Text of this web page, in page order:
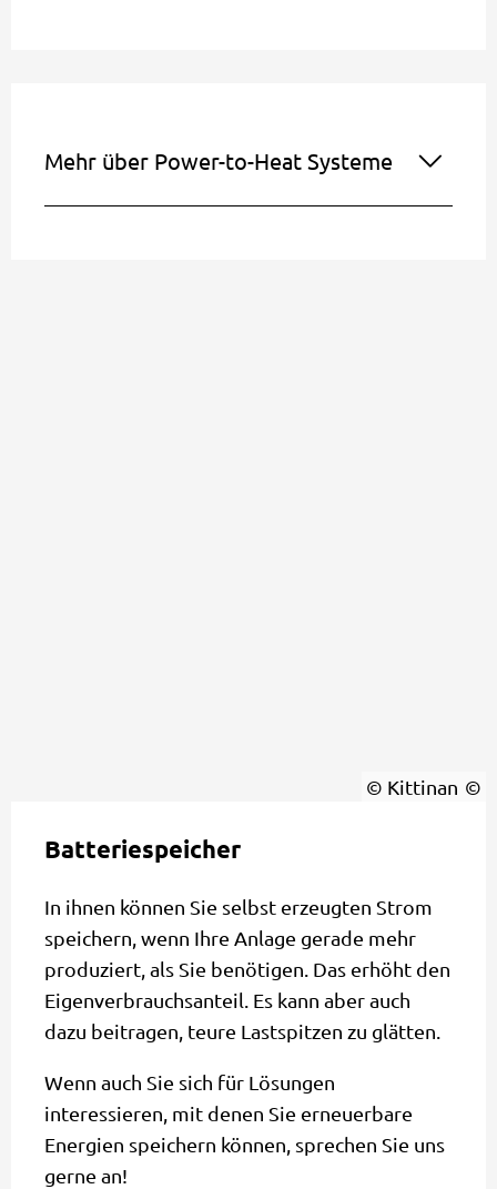
Mehr über Power-to-Heat Systeme
© Kittinan
Batteriespeicher
In ihnen können Sie selbst erzeugten Strom
speichern, wenn Ihre Anlage gerade mehr
produziert, als Sie benötigen. Das erhöht den
Eigenverbrauchsanteil. Es kann aber auch
dazu beitragen, teure Lastspitzen zu glätten.
Wenn auch Sie sich für Lösungen
interessieren, mit denen Sie erneuerbare
Energien speichern können, sprechen Sie uns
gerne an!